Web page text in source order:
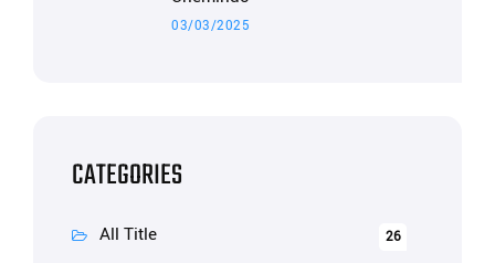
03/03/2025
CATEGORIES
All Title 26